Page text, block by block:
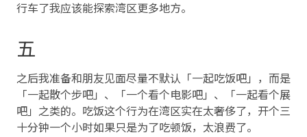
行车了我应该能探索湾区更多地方。
五
之后我准备和朋友见面尽量不默认「一起吃饭吧」，而是
「一起散个步吧」、「一个看个电影吧」、「一起看个展
吧」之类的。吃饭这个行为在湾区实在太奢侈了，开个三
十分钟一个小时如果只是为了吃顿饭，太浪费了。